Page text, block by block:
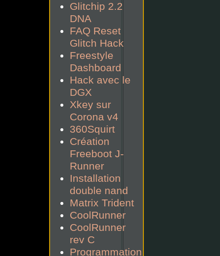
Glitchip 2.2
DNA
FAQ Reset
Glitch Hack
Freestyle
Dashboard
Hack avec le
DGX
Xkey sur
Corona v4
360Squirt
Création
Freeboot J-
Runner
Installation
double nand
Matrix Trident
CoolRunner
CoolRunner
rev C
Programmation